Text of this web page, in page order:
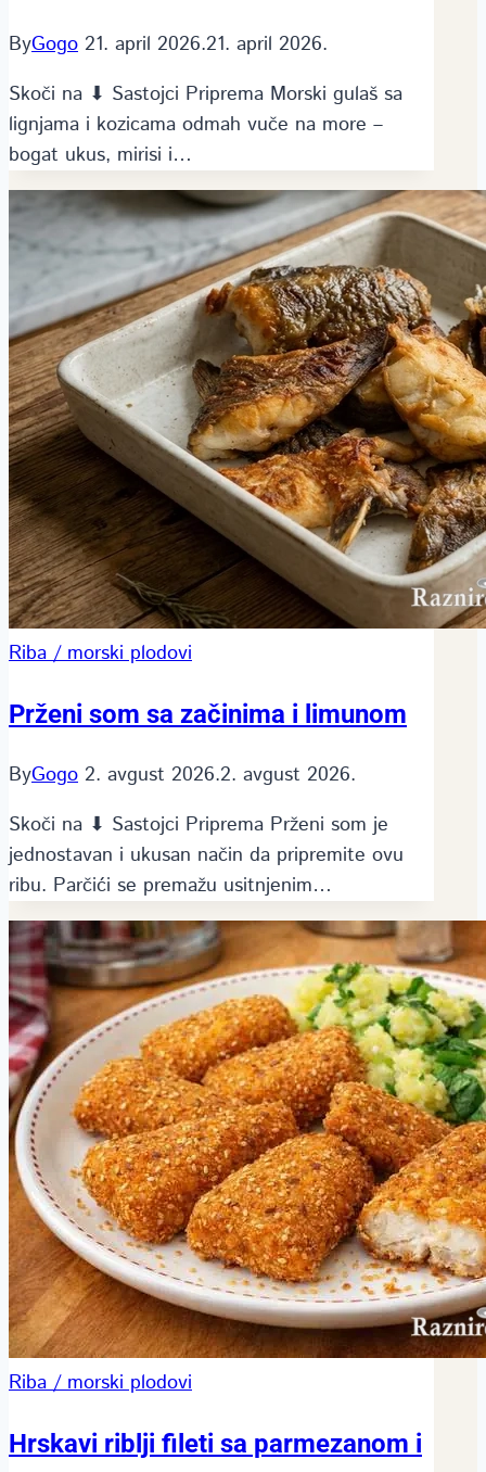
ByGogo 21. april 2026.21. april 2026.
Skoči na ⬇ Sastojci Priprema Morski gulaš sa
lignjama i kozicama odmah vuče na more –
bogat ukus, mirisi i…
Riba / morski plodovi
Prženi som sa začinima i limunom
ByGogo 2. avgust 2026.2. avgust 2026.
Skoči na ⬇ Sastojci Priprema Prženi som je
jednostavan i ukusan način da pripremite ovu
ribu. Parčići se premažu usitnjenim…
Riba / morski plodovi
Hrskavi riblji fileti sa parmezanom i